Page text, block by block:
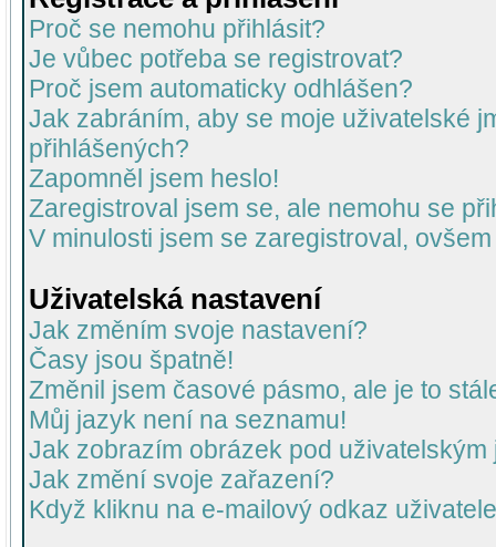
Proč se nemohu přihlásit?
Je vůbec potřeba se registrovat?
Proč jsem automaticky odhlášen?
Jak zabráním, aby se moje uživatelské
přihlášených?
Zapomněl jsem heslo!
Zaregistroval jsem se, ale nemohu se
V minulosti jsem se zaregistroval,
Uživatelská nastavení
Jak změním svoje nastavení?
Časy jsou špatně!
Změnil jsem časové pásmo, ale je to
Můj jazyk není na seznamu!
Jak zobrazím obrázek pod uživatelským
Jak změní svoje zařazení?
Když kliknu na e-mailový odkaz